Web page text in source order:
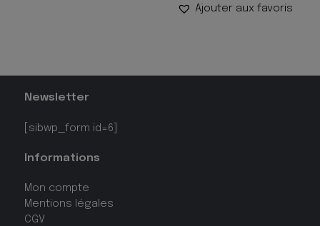
Ajouter aux favoris
Newsletter
[sibwp_form id=6]
Informations
Mon compte
Mentions légales
CGV